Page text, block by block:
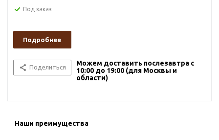
Под заказ
Подробнее
Поделиться
Можем доставить послезавтра с
10:00 до 19:00 (для Москвы и
области)
Наши преимущества